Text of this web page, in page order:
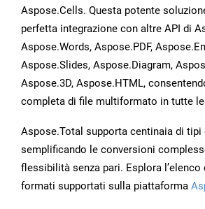
Aspose.Cells. Questa potente
perfetta integrazione con altre API di
Aspose.Words, Aspose.PDF,
Aspose.Slides, Aspose.Diagram,
Aspose.3D, Aspose.HTML,
completa di file multiformato in tutte
Aspose.Total supporta centinaia di tipi
semplificando le conversioni
flessibilità senza pari. Esplora
formati supportati sulla piattaforma